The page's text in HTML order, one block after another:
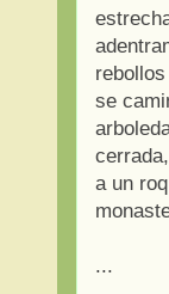
se
a un
...